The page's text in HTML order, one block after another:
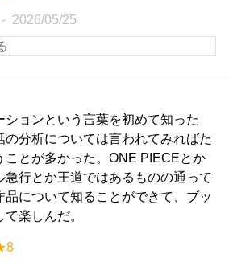
2026/05/25
ションという言葉を初めて知った
の分析については言われてみればた
ことが多かった。ONE PIECEとか
急行とか王道ではあるものの通って
品について知ることができて、ブッ
楽しんだ。